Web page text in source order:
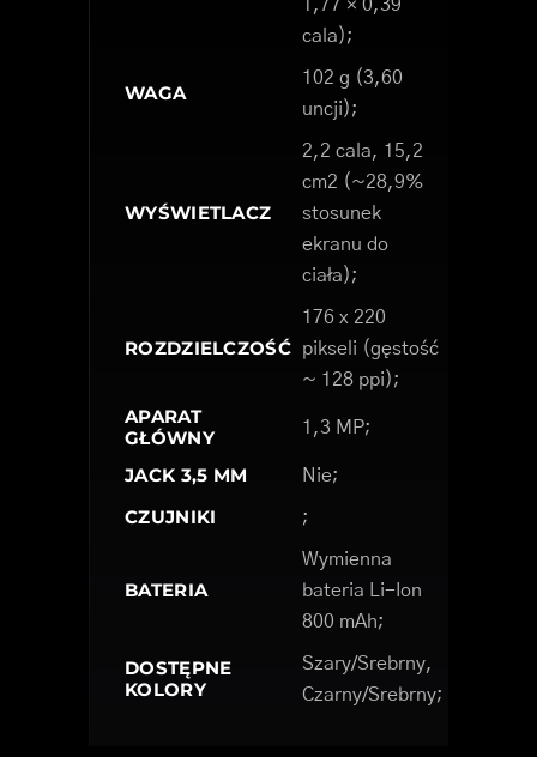
1,77 × 0,39
cala);
WAGA
102 g (3,60
uncji);
WYŚWIETLACZ
2,2 cala, 15,2
cm2 (~28,9%
stosunek
ekranu do
ciała);
ROZDZIELCZOŚĆ
176 x 220
pikseli (gęstość
~ 128 ppi);
APARAT
GŁÓWNY
1,3 MP;
JACK 3,5 MM Nie;
CZUJNIKI ;
BATERIA
Wymienna
bateria Li-Ion
800 mAh;
DOSTĘPNE
KOLORY
Szary/Srebrny,
Czarny/Srebrny;